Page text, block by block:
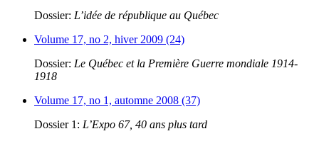
Dossier: L’idée de république au Québec
Volume 17, no 2, hiver 2009 (24)
Dossier: Le Québec et la Première Guerre mondiale 1914-
1918
Volume 17, no 1, automne 2008 (37)
Dossier 1: L’Expo 67, 40 ans plus tard